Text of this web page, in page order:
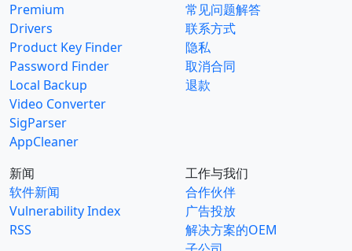
Premium
Drivers
Product Key Finder
Password Finder
Local Backup
Video Converter
SigParser
AppCleaner
常见问题解答
联系方式
隐私
取消合同
退款
新闻
软件新闻
Vulnerability Index
RSS
工作与我们
合作伙伴
广告投放
解决方案的OEM